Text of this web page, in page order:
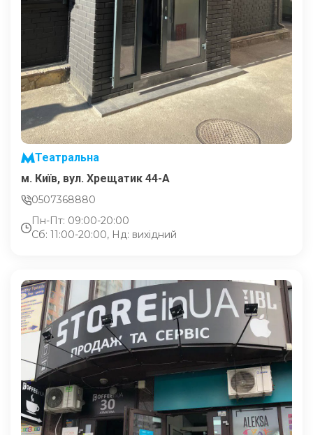
Театральна
м. Київ, вул. Хрещатик 44-A
0507368880
Пн-Пт: 09:00-20:00
Сб: 11:00-20:00, Нд: вихідний